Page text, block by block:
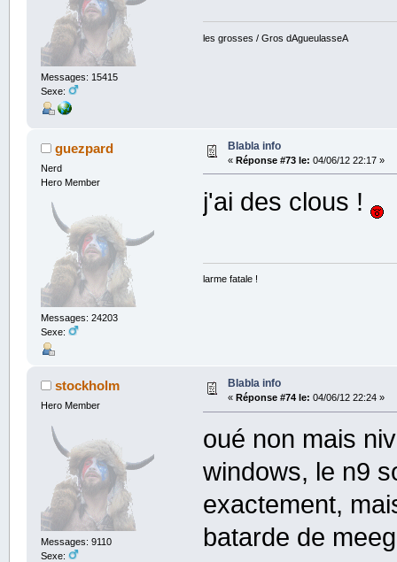
Messages: 15415
Sexe:
les grosses / Gros dAgueulasseA
guezpard
Nerd
Hero Member
Messages: 24203
Sexe:
Blabla info
« Réponse #73 le: 04/06/12 22:17 »
j'ai des clous !
larme fatale !
stockholm
Hero Member
Messages: 9110
Sexe:
Blabla info
« Réponse #74 le: 04/06/12 22:24 »
oué non mais
windows, le n9
exactement,
batarde de